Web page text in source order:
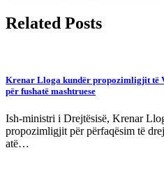
Related Posts
Krenar Lloga kundër propozimligjit të
për fushatë mashtruese
Ish-ministri i Drejtësisë, Krenar
propozimligjit për përfaqësim të
atë…